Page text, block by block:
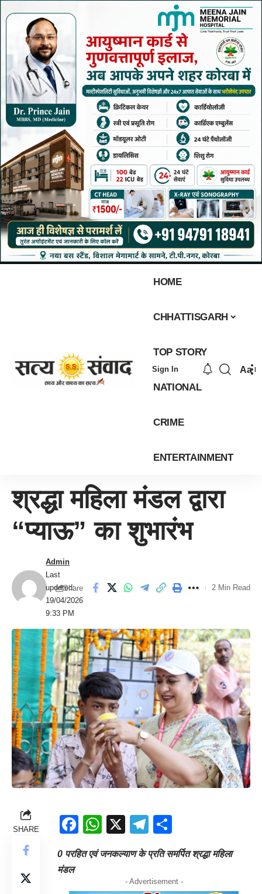
HOME
CHHATTISGARH
TOP STORY
NATIONAL
CRIME
ENTERTAINMENT
Sign In Aa
श्रद्धा महिला मंडल द्वारा
“प्याऊ” का शुभारंभ
Last
updated:
19/04/2026
9:33 PM
Admin
Share 2 Min Read
SHARE Facebook
WhatsApp
X Telegram
0 परहित एवं जनकल्याण के प्रति समर्पित श्रद्धा महिला
मंडल
- Advertisement -